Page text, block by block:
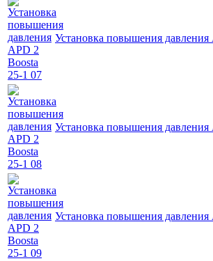
Установка повышения давления
Установка повышения давления
Установка повышения давления